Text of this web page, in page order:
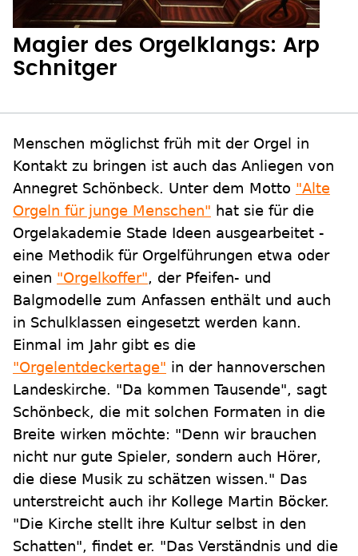
Magier des Orgelklangs: Arp
Schnitger
Menschen möglichst früh mit der Orgel in
Kontakt zu bringen ist auch das Anliegen von
Annegret Schönbeck. Unter dem Motto "Alte
Orgeln für junge Menschen" hat sie für die
Orgelakademie Stade Ideen ausgearbeitet -
eine Methodik für Orgelführungen etwa oder
einen "Orgelkoffer", der Pfeifen- und
Balgmodelle zum Anfassen enthält und auch
in Schulklassen eingesetzt werden kann.
Einmal im Jahr gibt es die
"Orgelentdeckertage" in der hannoverschen
Landeskirche. "Da kommen Tausende", sagt
Schönbeck, die mit solchen Formaten in die
Breite wirken möchte: "Denn wir brauchen
nicht nur gute Spieler, sondern auch Hörer,
die diese Musik zu schätzen wissen." Das
unterstreicht auch ihr Kollege Martin Böcker.
"Die Kirche stellt ihre Kultur selbst in den
Schatten", findet er. "Das Verständnis und die